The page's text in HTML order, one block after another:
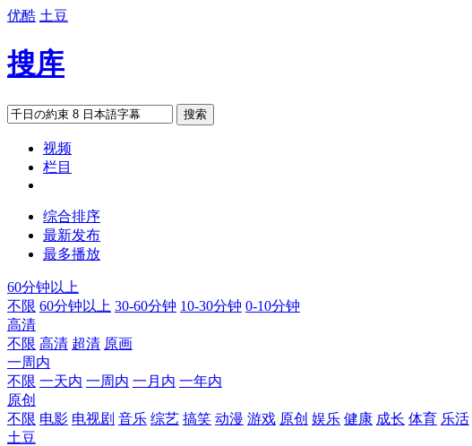
优酷 土豆
搜库
搜索
视频
栏目
综合排序
最新发布
最多播放
60分钟以上
不限 60分钟以上 30-60分钟 10-30分钟 0-10分钟
高清
不限 高清 超清 原画
一周内
不限 一天内 一周内 一月内 一年内
原创
不限 电影 电视剧 音乐 综艺 搞笑 动漫 游戏 原创 娱乐 健康 成长 体育 乐活
土豆